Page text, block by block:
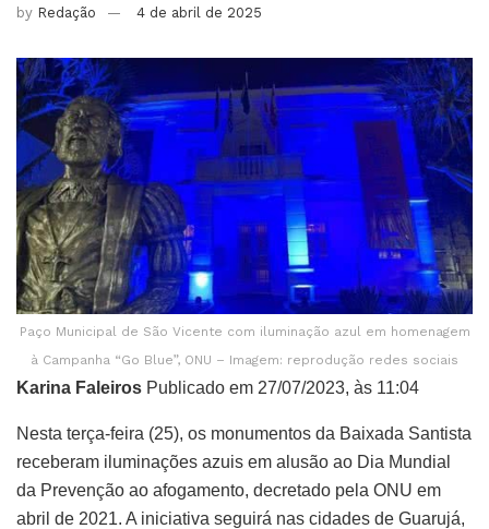
by Redação 4 de abril de 2025
Paço Municipal de São Vicente com iluminação azul em homenagem
à Campanha “Go Blue”, ONU – Imagem: reprodução redes sociais
Karina Faleiros Publicado em 27/07/2023, às 11:04
Nesta terça-feira (25), os monumentos da Baixada Santista
receberam iluminações azuis em alusão ao Dia Mundial
da Prevenção ao afogamento, decretado pela ONU em
abril de 2021. A iniciativa seguirá nas cidades de Guarujá,